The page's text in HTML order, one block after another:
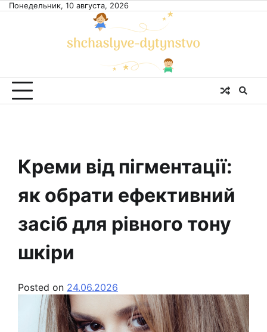
SkipПонедельник, 10 августа, 2026
Креми від пігментації:
як обрати ефективний
засіб для рівного тону
шкіри
Posted on 24.06.2026